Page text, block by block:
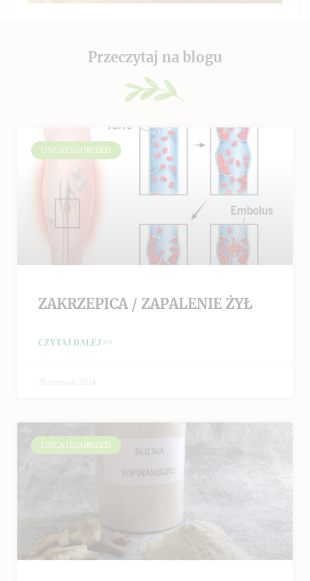
Przeczytaj na blogu
UNCATEGORIZED
ZAKRZEPICA / ZAPALENIE ŻYŁ
CZYTAJ DALEJ >>
26 czerwca, 2024
UNCATEGORIZED